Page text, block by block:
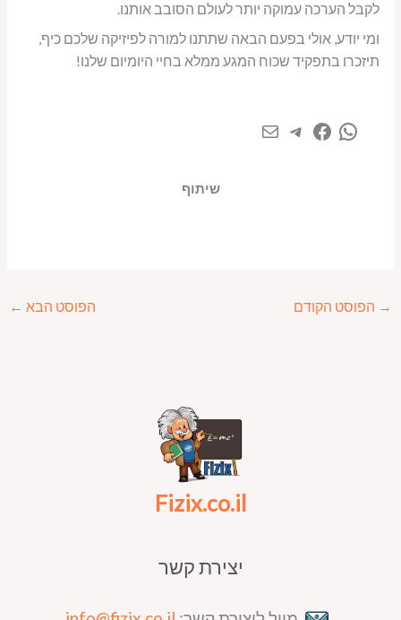
לקבל הערכה עמוקה יותר לעולם הסובב אותנו.
ומי יודע, אולי בפעם הבאה שתתנו למורה לפיזיקה שלכם כיף,
תיזכרו בתפקיד שכוח המגע ממלא בחיי היומיום שלנו!
שיתוף
→ הפוסט הקודם הפוסט הבא ←
Fizix.co.il
יצירת קשר